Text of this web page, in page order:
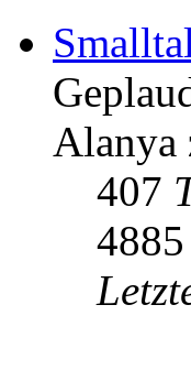
Alanya
407
4885